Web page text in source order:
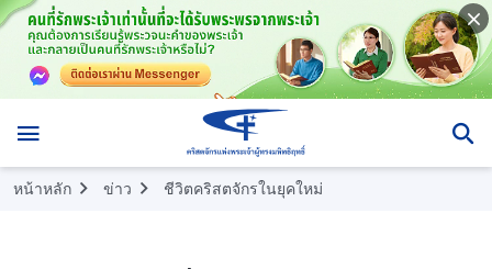
หน้าหลัก ข่าว ชีวิตคริสตจักรในยุคใหม่